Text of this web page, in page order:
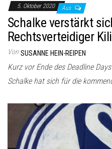
5. Oktober 2020 Aus
Schalke verstärkt
Rechtsverteidiger
Von SUSANNE HEIN-REIPEN
Kurz vor Ende des Deadline
Schalke hat sich für die